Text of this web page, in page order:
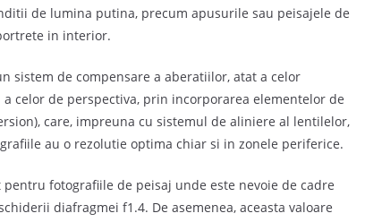
de lumina putina, precum apusurile sau peisajele de
in interior.
sistem de compensare a aberatiilor, atat a celor
a celor de perspectiva, prin incorporarea elementelor de
care, impreuna cu sistemul de aliniere al lentilelor,
au o rezolutie optima chiar si in zonele periferice.
pentru fotografiile de peisaj unde este nevoie de cadre
diafragmei f1.4. De asemenea, aceasta valoare